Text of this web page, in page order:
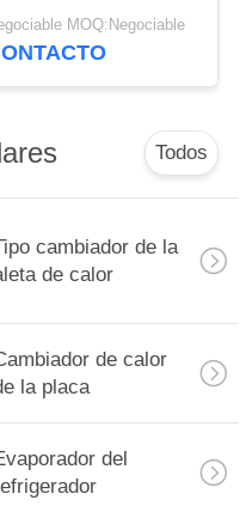
cambiador de
de la pompa de
MOQ:Negociable
Todos
cambiador de la
de calor
de calor
la placa
del